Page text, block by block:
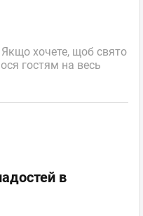
хочете, щоб свято
гостям на весь
в